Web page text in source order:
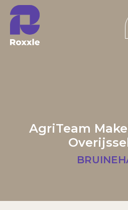
AgriTeam